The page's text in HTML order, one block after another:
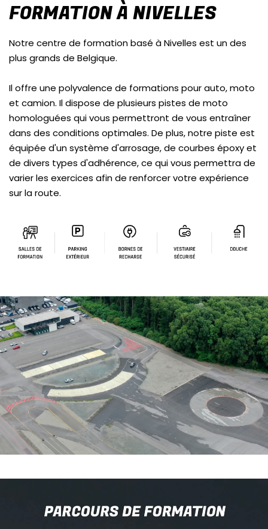
FORMATION À NIVELLES
Notre centre de formation basé à Nivelles est un des
plus grands de Belgique.
Il offre une polyvalence de formations pour auto, moto
et camion. Il dispose de plusieurs pistes de moto
homologuées qui vous permettront de vous entraîner
dans des conditions optimales. De plus, notre piste est
équipée d'un système d'arrosage, de courbes époxy et
de divers types d'adhérence, ce qui vous permettra de
varier les exercices afin de renforcer votre expérience
sur la route.